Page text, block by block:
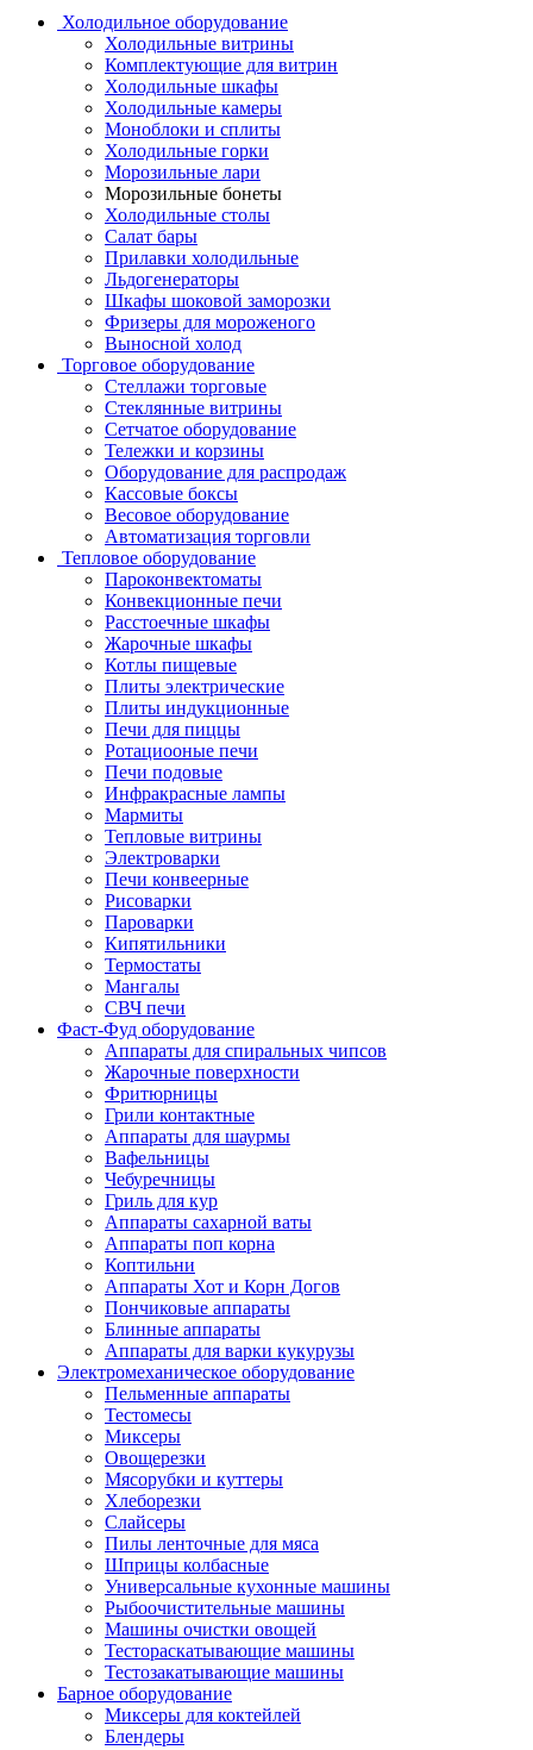
Холодильное оборудование
Холодильные витрины
Комплектующие для витрин
Холодильные шкафы
Холодильные камеры
Моноблоки и сплиты
Холодильные горки
Морозильные лари
Морозильные бонеты
Холодильные столы
Салат бары
Прилавки холодильные
Льдогенераторы
Шкафы шоковой заморозки
Фризеры для мороженого
Выносной холод
Торговое оборудование
Стеллажи торговые
Стеклянные витрины
Сетчатое оборудование
Тележки и корзины
Оборудование для распродаж
Кассовые боксы
Весовое оборудование
Автоматизация торговли
Тепловое оборудование
Пароконвектоматы
Конвекционные печи
Расстоечные шкафы
Жарочные шкафы
Котлы пищевые
Плиты электрические
Плиты индукционные
Печи для пиццы
Ротациооные печи
Печи подовые
Инфракрасные лампы
Мармиты
Тепловые витрины
Электроварки
Печи конвеерные
Рисоварки
Пароварки
Кипятильники
Термостаты
Мангалы
СВЧ печи
Фаст-Фуд оборудование
Аппараты для спиральных чипсов
Жарочные поверхности
Фритюрницы
Грили контактные
Аппараты для шаурмы
Вафельницы
Чебуречницы
Гриль для кур
Аппараты сахарной ваты
Аппараты поп корна
Коптильни
Аппараты Хот и Корн Догов
Пончиковые аппараты
Блинные аппараты
Аппараты для варки кукурузы
Электромеханическое оборудование
Пельменные аппараты
Тестомесы
Миксеры
Овощерезки
Мясорубки и куттеры
Хлеборезки
Слайсеры
Пилы ленточные для мяса
Шприцы колбасные
Универсальные кухонные машины
Рыбоочистительные машины
Машины очистки овощей
Тестораскатывающие машины
Тестозакатывающие машины
Барное оборудование
Миксеры для коктейлей
Блендеры